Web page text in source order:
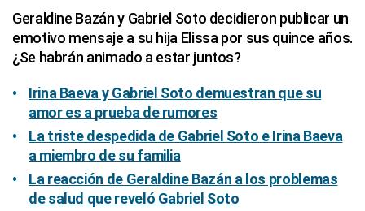
Geraldine Bazán y Gabriel Soto decidieron publicar un
emotivo mensaje a su hija Elissa por sus quince años.
¿Se habrán animado a estar juntos?
Irina Baeva y Gabriel Soto demuestran que su
amor es a prueba de rumores
La triste despedida de Gabriel Soto e Irina Baeva
a miembro de su familia
La reacción de Geraldine Bazán a los problemas
de salud que reveló Gabriel Soto